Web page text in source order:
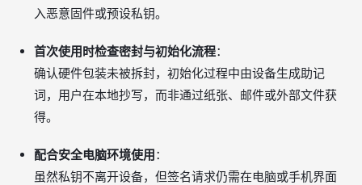
入恶意固件或预设私钥。
首次使用时检查密封与初始化流程：
确认硬件包装未被拆封，初始化过程中由设备生成助记
词，用户在本地抄写，而非通过纸张、邮件或外部文件获
得。
配合安全电脑环境使用：
虽然私钥不离开设备，但签名请求仍需在电脑或手机界面